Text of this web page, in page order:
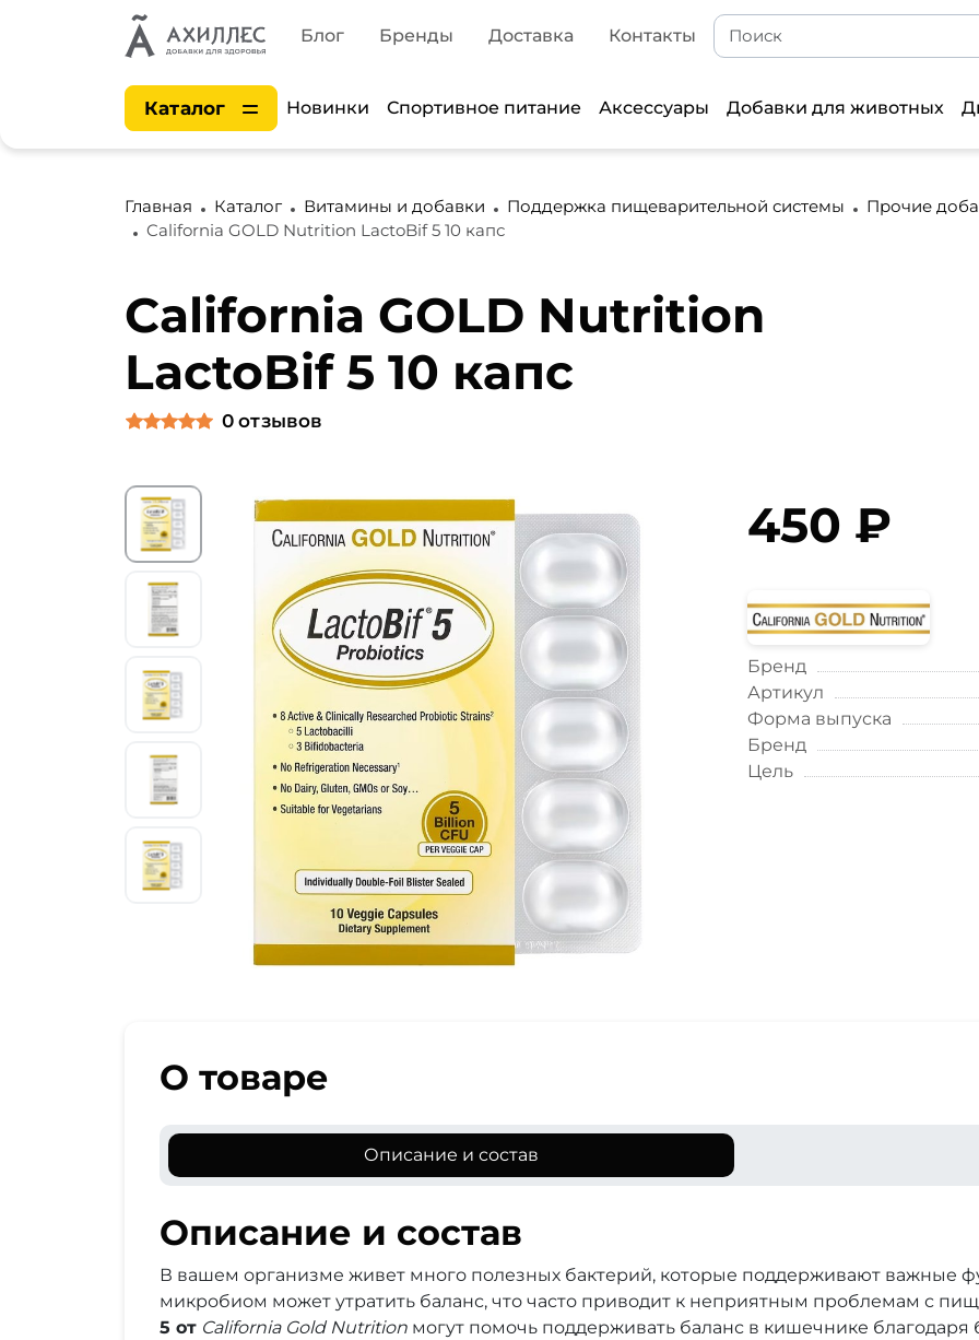
Блог Бренды Доставка Контакты
Каталог Новинки Спортивное питание Аксессуары Добавки для животных
Главная Каталог Витамины и добавки Поддержка пищеварительной системы
Прочие
California GOLD Nutrition LactoBif 5 10 капс
California GOLD Nutrition
LactoBif 5 10 капс
0 отзывов
450 ₽
Бренд
Артикул
Форма выпуска
Бренд
Цель
О товаре
Описание и состав
Описание и состав
В вашем организме живет много полезных бактерий, которые поддерживают важные
микробиом может утратить баланс, что часто приводит к неприятным проблемам с
5 от California Gold Nutrition могут помочь поддерживать баланс в кишечнике